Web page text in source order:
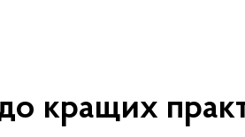
кращих